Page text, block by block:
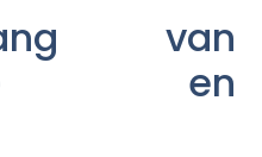
van
en